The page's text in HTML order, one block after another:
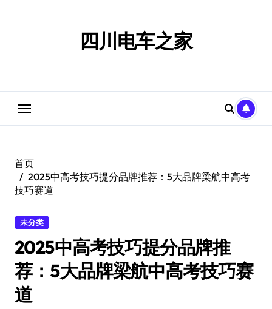
四川电车之家
首页
2025中高考技巧提分品牌推荐：5大品牌梁航中高考
技巧赛道
未分类
2025中高考技巧提分品牌推
荐：5大品牌梁航中高考技巧赛
道